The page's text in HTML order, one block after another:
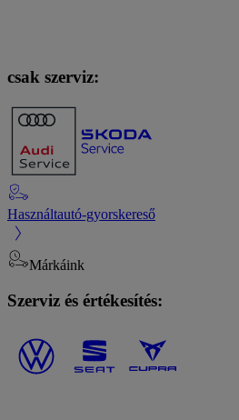
csak szerviz:
Használtautó-gyorskereső
Márkáink
Szerviz és értékesítés: